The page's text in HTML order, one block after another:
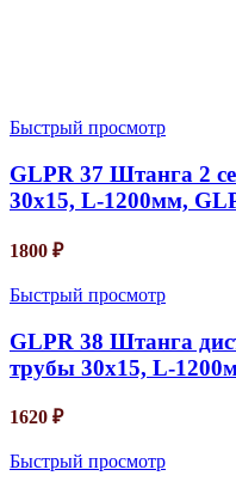
Быстрый просмотр
GLPR 37 Штанга 2
30х15, L-1200мм,
1800 ₽
Быстрый просмотр
GLPR 38 Штанга
трубы 30х15, L-
1620 ₽
Быстрый просмотр